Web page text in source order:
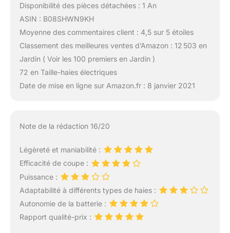
Disponibilité des pièces détachées : 1 An
ASIN : B08SHWN9KH
Moyenne des commentaires client : 4,5 sur 5 étoiles
Classement des meilleures ventes d’Amazon : 12 503 en
Jardin ( Voir les 100 premiers en Jardin )
72 en Taille-haies électriques
Date de mise en ligne sur Amazon.fr : 8 janvier 2021
Note de la rédaction 16/20
Légèreté et maniabilité :
Efficacité de coupe :
Puissance :
Adaptabilité à différents types de haies :
Autonomie de la batterie :
Rapport qualité-prix :